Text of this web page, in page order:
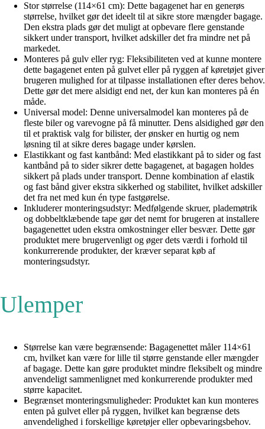
Stor størrelse (114×61 cm): Dette bagagenet har en generøs
størrelse, hvilket gør det ideelt til at sikre store mængder bagage.
Den ekstra plads gør det muligt at opbevare flere genstande
sikkert under transport, hvilket adskiller det fra mindre net på
markedet.
Monteres på gulv eller ryg: Fleksibiliteten ved at kunne montere
dette bagagenet enten på gulvet eller på ryggen af køretøjet giver
brugeren mulighed for at tilpasse installationen efter deres behov.
Dette gør det mere alsidigt end net, der kun kan monteres på én
måde.
Universal model: Denne universalmodel kan monteres på de
fleste biler og varevogne på få minutter. Dens alsidighed gør den
til et praktisk valg for bilister, der ønsker en hurtig og nem
løsning til at sikre deres bagage under kørslen.
Elastikkant og fast kantbånd: Med elastikkant på to sider og fast
kantbånd på to sider sikrer dette bagagenet, at bagagen holdes
sikkert på plads under transport. Denne kombination af elastik
og fast bånd giver ekstra sikkerhed og stabilitet, hvilket adskiller
det fra net med kun én type fastgørelse.
Inkluderer monteringsudstyr: Medfølgende skruer, plademøtrik
og dobbeltklæbende tape gør det nemt for brugeren at installere
bagagenettet uden ekstra omkostninger eller besvær. Dette gør
produktet mere brugervenligt og øger dets værdi i forhold til
konkurrerende produkter, der kræver separat køb af
monteringsudstyr.
Ulemper
Størrelse kan være begrænsende: Bagagenettet måler 114×61
cm, hvilket kan være for lille til større genstande eller mængder
af bagage. Dette kan gøre produktet mindre fleksibelt og mindre
anvendeligt sammenlignet med konkurrerende produkter med
større kapacitet.
Begrænset monteringsmuligheder: Produktet kan kun monteres
enten på gulvet eller på ryggen, hvilket kan begrænse dets
anvendelighed i forskellige køretøjer eller opbevaringsbehov.